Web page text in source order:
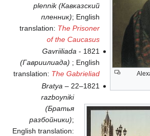
plennik (Кавказский
пленник); English
translation: The Prisoner
of the Caucasus
1821 -
Gavriiliada
(Гавриилиада) ; English
translation: The Gabrieliad
1821–22 –
Bratya
razboyniki
(Братья
разбойники);
English translation: